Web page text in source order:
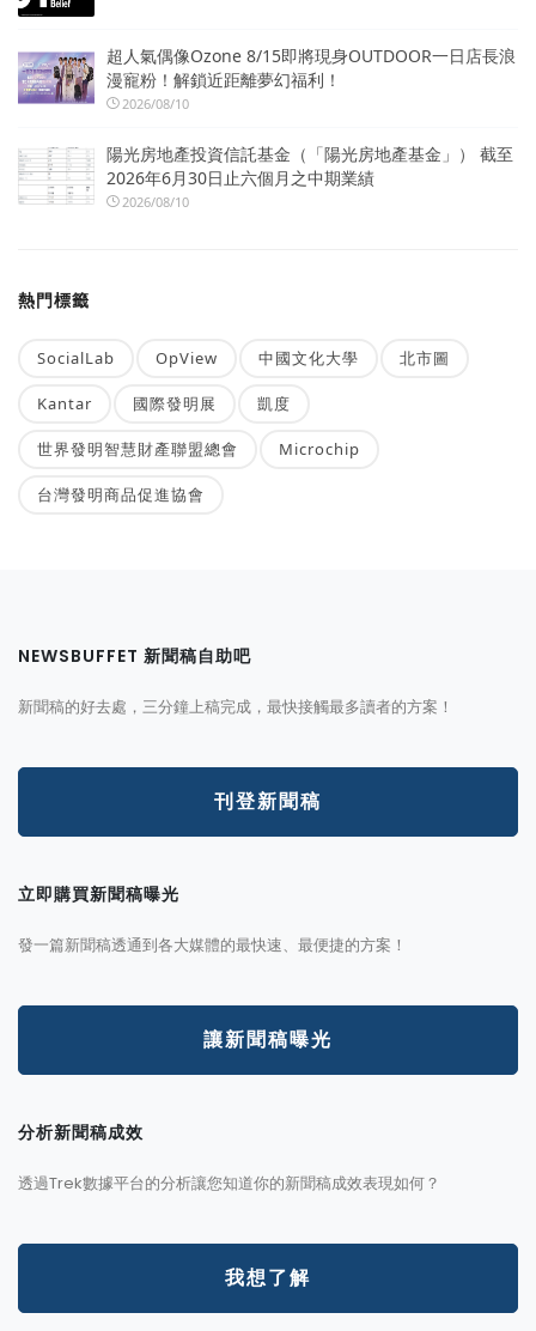
超人氣偶像Ozone 8/15即將現身OUTDOOR一日店長浪
漫寵粉！解鎖近距離夢幻福利！
2026/08/10
陽光房地產投資信託基金（「陽光房地產基金」） 截至
2026年6月30日止六個月之中期業績
2026/08/10
熱門標籤
SocialLab OpView 中國文化大學 北市圖
Kantar 國際發明展 凱度
世界發明智慧財產聯盟總會 Microchip
台灣發明商品促進協會
NEWSBUFFET 新聞稿自助吧
新聞稿的好去處，三分鐘上稿完成，最快接觸最多讀者的方案！
刊登新聞稿
立即購買新聞稿曝光
發一篇新聞稿透通到各大媒體的最快速、最便捷的方案！
讓新聞稿曝光
分析新聞稿成效
透過Trek數據平台的分析讓您知道你的新聞稿成效表現如何？
我想了解